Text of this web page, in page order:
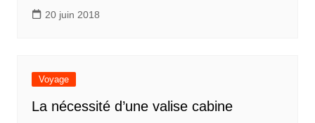
20 juin 2018
Voyage
La nécessité d’une valise cabine